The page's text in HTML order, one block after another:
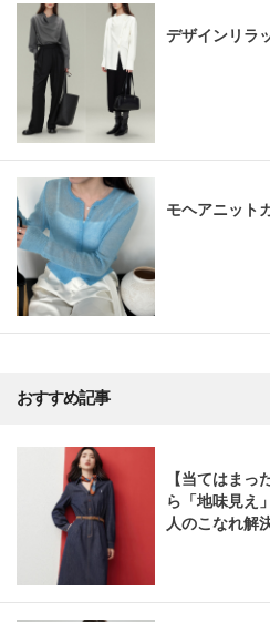
デザインリラ
モヘアニット
おすすめ記事
【当てはまっ
ら「地味見え
人のこなれ解